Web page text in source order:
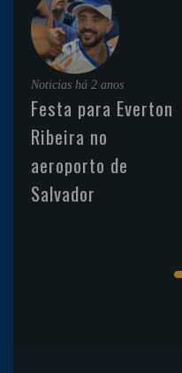
Noticias há 2 anos
Festa para Everton
Ribeira no
aeroporto de
Salvador